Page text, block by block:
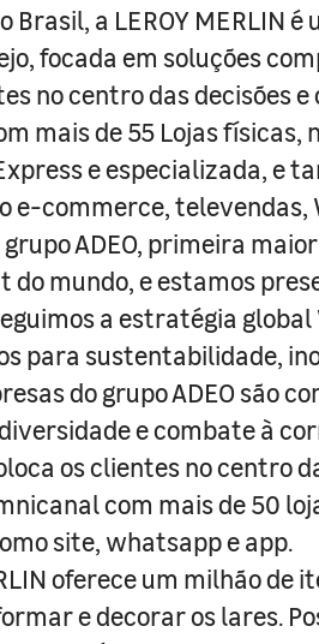
Brasil, a LEROY MERLIN
focada em soluções
no centro das decisões
mais de 55 Lojas físicas,
e especializada, e
e-commerce,
ADEO, primeira
mundo, e estamos
a estratégia
para sustentabilidade,
do grupo ADEO são
e combate à
os clientes no centro
com mais de 50
site, whatsapp e app.
oferece um milhão de
e decorar os lares.